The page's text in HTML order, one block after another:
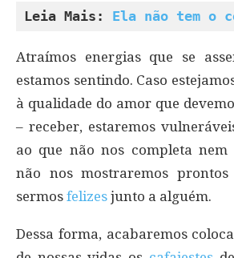
Leia Mais: Ela não tem o
Atraímos energias que se
estamos sentindo. Caso
à qualidade do amor que
– receber, estaremos
ao que não nos completa nem
não nos mostraremos
sermos felizes junto a alguém.
Dessa forma, acabaremos